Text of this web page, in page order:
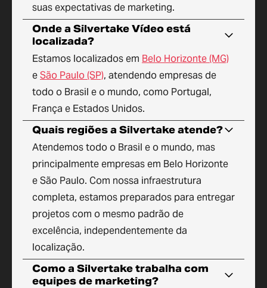
suas expectativas de marketing.
Onde a Silvertake Vídeo está
localizada?
Estamos localizados em Belo Horizonte (MG)
eSão Paulo (SP), atendendo empresas de
todo o Brasil e o mundo, como Portugal,
França e Estados Unidos.
Quais regiões a Silvertake atende?
Atendemos todo o Brasil e o mundo, mas
principalmente empresas em Belo Horizonte
e São Paulo. Com nossa infraestrutura
completa, estamos preparados para entregar
projetos com o mesmo padrão de
excelência, independentemente da
localização.
Como a Silvertake trabalha com
equipes de marketing?